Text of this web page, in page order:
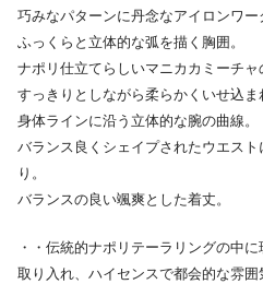
巧みなパターンに丹念なアイロンワー
ふっくらと立体的な弧を描く胸囲。
ナポリ仕立てらしいマニカカミーチャ
すっきりとしながら柔らかくいせ込ま
身体ラインに沿う立体的な腕の曲線。
バランス良くシェイプされたウエス
り。
バランスの良い颯爽とした着丈。
・・伝統的ナポリテーラリングの中
取り入れ、ハイセンスで都会的な雰囲